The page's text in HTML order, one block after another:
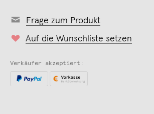
Frage zum Produkt
Auf die Wunschliste setzen
Verkäufer akzeptiert: